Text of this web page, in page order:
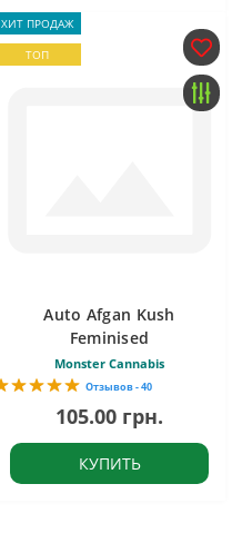
ХИТ ПРОДАЖ
ТОП
Auto Afgan Kush
Feminised
Monster Cannabis
Отзывов - 40
105.00 грн.
КУПИТЬ